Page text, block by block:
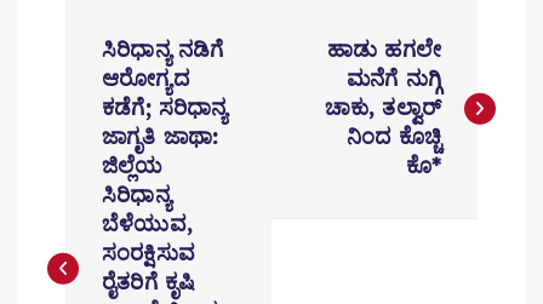
a
ಸಿರಿಧಾನ್ಯ ನಡಿಗೆ
ಆರೋಗ್ಯದ
ಕಡೆಗೆ; ಸರಿಧಾನ್ಯ
ಜಾಗೃತಿ ಜಾಥಾ:
ಜಿಲ್ಲೆಯ
ಸಿರಿಧಾನ್ಯ
ಬೆಳೆಯುವ,
ಸಂರಕ್ಷಿಸುವ
ರೈತರಿಗೆ ಕೃಷಿ
ಹಾಡು ಹಗಲೇ
ಮನೆಗೆ ನುಗ್ಗಿ
ಚಾಕು, ತಲ್ವಾರ್
ನಿಂದ ಕೊಚ್ಚಿ
ಕೊ*